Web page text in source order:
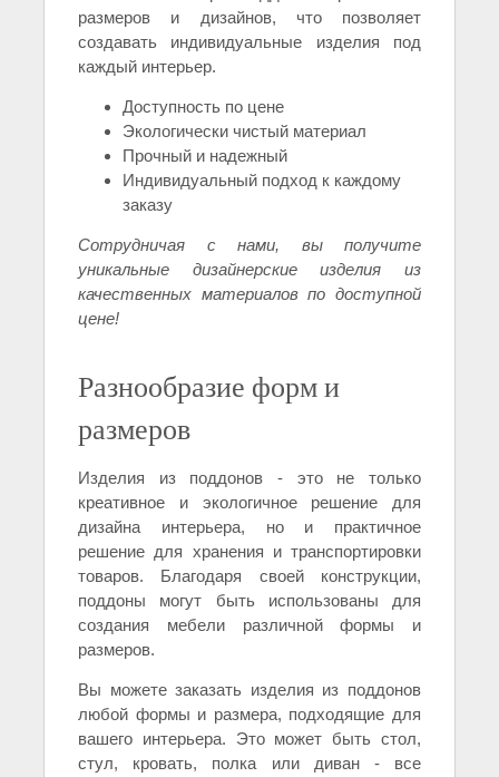
размеров и дизайнов, что позволяет
создавать индивидуальные изделия под
каждый интерьер.
Доступность по цене
Экологически чистый материал
Прочный и надежный
Индивидуальный подход к каждому
заказу
Сотрудничая с нами, вы получите
уникальные дизайнерские изделия из
качественных материалов по доступной
цене!
Разнообразие форм и
размеров
Изделия из поддонов - это не только
креативное и экологичное решение для
дизайна интерьера, но и практичное
решение для хранения и транспортировки
товаров. Благодаря своей конструкции,
поддоны могут быть использованы для
создания мебели различной формы и
размеров.
Вы можете заказать изделия из поддонов
любой формы и размера, подходящие для
вашего интерьера. Это может быть стол,
стул, кровать, полка или диван - все